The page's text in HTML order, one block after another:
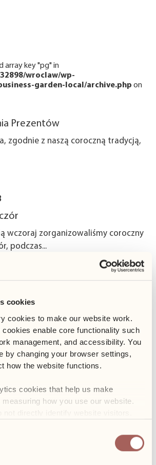
cookies
cookies to make our website work.
enable core functionality such
management, and accessibility. You
by changing your browser settings,
how the website functions.
cookies that help us make
how you use our website.
array key "pg" in
wroclaw/wp-
garden-local/archive.php on
Prezentów
zgodnie z naszą coroczną tradycją,
wczoraj zorganizowaliśmy coroczny
podczas...
naszego kompleksu biurowego
Transportu